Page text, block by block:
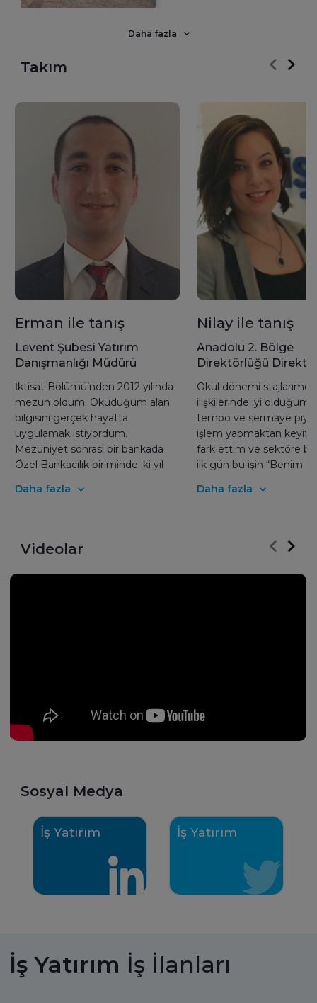
Eskişehir, Gaziantep, İzmit, Kayseri, Konya, Mersin, Nilüfer,
Daha fazla
Takım
Erman ile tanış
Levent Şubesi Yatırım
Danışmanlığı Müdürü
İktisat Bölümü’nden 2012 yılında
mezun oldum. Okuduğum alan
bilgisini gerçek hayatta
uygulamak istiyordum.
Mezuniyet sonrası bir bankada
Özel Bankacılık biriminde iki yıl
2015’te başladım. Beni İş
piyasa öncülüğü, geniş piyasa
perspektifi, sektörde alanında en
iyi çalışanlara sahip olması, yurtiçi-
bulunuyorum.
Daha fazla
Nilay ile tanış
Anadolu 2. Bölge
Direktörlüğü
Okul dönemi
ilişkilerinde iyi
tempo ve sermaye
işlem yapmaktan keyif
fark ettim ve sektöre
ilk gün bu işin “Benim
güvenini kazanarak
bu birikimleri layığınca
motivasyonum. Başarılı
takdir eden bir şirkette
olacağınız ikinci aileniz
Daha fazla
Videolar
Sosyal Medya
İş Yatırım İş Yatırım
İş Yatırım İş İlanları